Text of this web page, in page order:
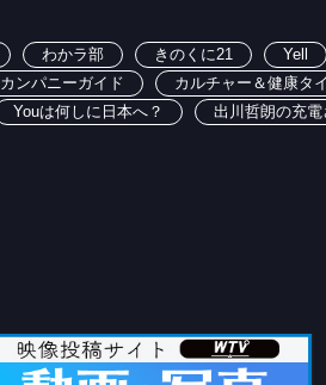
わかラ部 きのくに21 Yell
カンパニーガイド カルチャー＆健康タ
Youは何しに日本へ？
出川哲朗の充